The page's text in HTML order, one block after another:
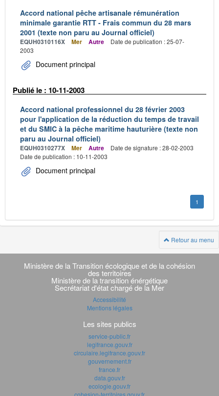
Accord national pêche artisanale rémunération
minimale garantie RTT - Frais commun du 28 mars
2001 (texte non paru au Journal officiel)
EQUH0310116X Mer Autre
Date de publication : 25-07-
2003
Document principal
Publié le : 10-11-2003
Accord national professionnel du 28 février 2003
pour l'application de la réduction du temps de travail
et du SMIC à la pêche maritime hauturière (texte non
paru au Journal officiel)
EQUH0310277X Mer Autre
Date de signature : 28-02-2003
Date de publication : 10-11-2003
Document principal
1
Retour au menu
Navigation
transverse
Ministère de la Transition écologique et de la cohésion
des territoires
Ministère de la transition énérgétique
Secrétariat d'état chargé de la Mer
Accessibilité
Mentions légales
Les sites publics
service-public.fr
legifrance.gouv.fr
circulaire.legifrance.gouv.fr
gouvernement.fr
france.fr
data.gouv.fr
ecologie.gouv.fr
cohesion-territoires.gouv.fr